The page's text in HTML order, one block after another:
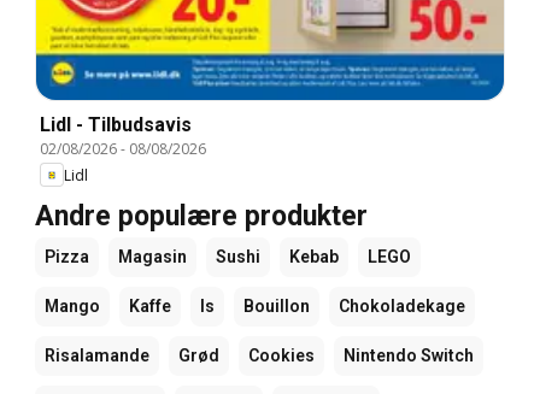
Lidl - Tilbudsavis
02/08/2026- 08/08/2026
Lidl
Andre populære produkter
Pizza Magasin Sushi Kebab LEGO
Mango Kaffe Is Bouillon Chokoladekage
Risalamande Grød Cookies Nintendo Switch